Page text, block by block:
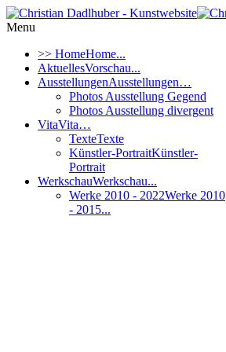
Menu
>> HomeHome...
AktuellesVorschau...
AusstellungenAusstellungen…
Photos Ausstellung Gegend
Photos Ausstellung divergent
VitaVita…
TexteTexte
Künstler-PortraitKünstler-
Portrait
WerkschauWerkschau...
Werke 2010 - 2022Werke 2010
- 2015...